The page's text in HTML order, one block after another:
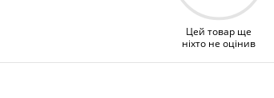
Цей товар ще
ніхто не оцінив